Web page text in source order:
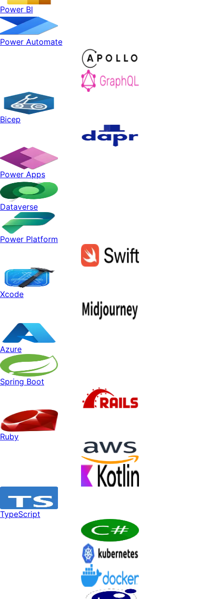
Power BI
Power Automate
Bicep
Power Apps
Dataverse
Power Platform
Xcode
Azure
Spring Boot
Ruby
TypeScript